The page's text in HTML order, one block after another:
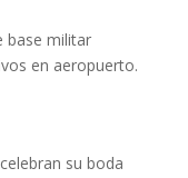
base militar
en aeropuerto.
su boda